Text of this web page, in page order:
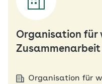
Organisation
Organisation für